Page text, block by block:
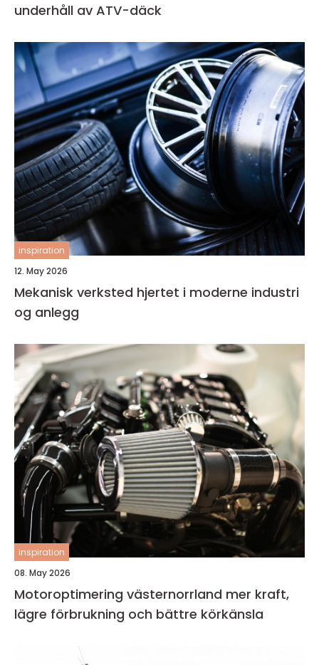
underhåll av ATV-däck
inspiration
12. May 2026
Mekanisk verksted hjertet i moderne industri
og anlegg
inspiration
08. May 2026
Motoroptimering västernorrland mer kraft,
lägre förbrukning och bättre körkänsla